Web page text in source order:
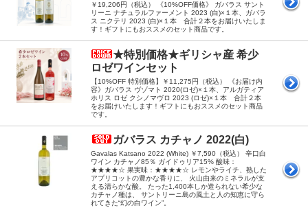
￥19,206円（税込） 《10%OFF価格》 ガバラス サント
リーニ ナチュラルファーメント 2023 (白)×１本、ガバラ
ス ニクテリ 2023 (白)×１本 合計２本をお届けいたしま
す！ギフトにもおススメのセット商品です。
★特別価格★ギリシャ産 希少
ロゼワインセット
【10%OFF 特別価格】￥11,275円（税込） 《お届け内
容》ガバラス ヴゾマト 2020(ロゼ)×１本、アルガティア
ホリス ロゼ クシノマヴロ 2023 (ロゼ)×１本 合計２本
をお届けいたします！ギフトにもおススメのセット商品
です。
ガバラス カチャノ 2022(白)
Gavalas Katsano 2022 (White) ￥7,590（税込） 辛口白
ワイン カチャノ85％ ガイドゥリア15% 酸味：
★★★★☆ 果実味：★★★★☆ レモンやライチ、熟した
アプリコットの豊かな香りに、 火山由来のミネラルが支
える清らかな酸。 たった1,400本しか造られない希少な
カチャノ種は、 サントリーニ島の風土と人の知恵に守ら
れてきた“幻の白ワイン”。